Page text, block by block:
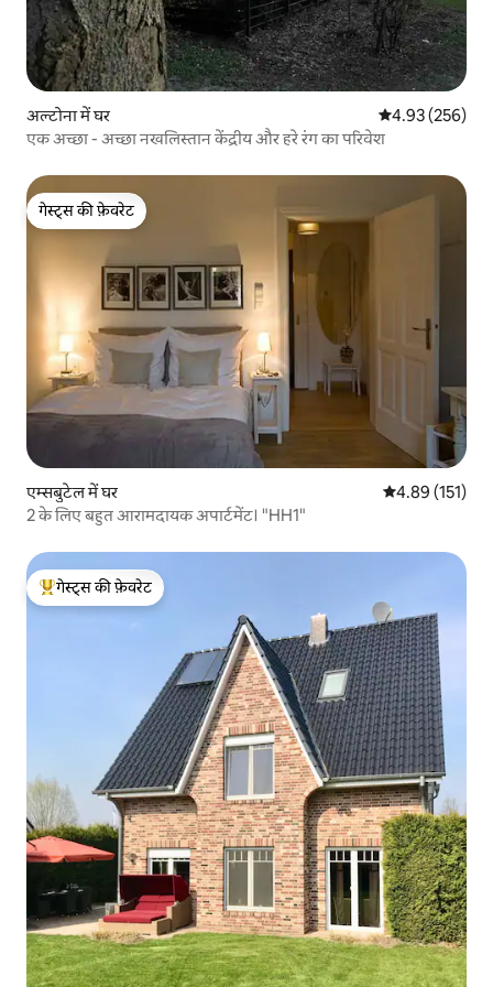
अल्टोना में घर औसत रेटिंग 5 में से
4.93 (256)
एक अच्छा - अच्छा नखलिस्तान केंद्रीय और हरे रंग का परिवेश
गेस्ट्स की फ़ेवरेट
गेस्ट्स की फ़ेवरेट
एम्सबुटेल में घर औसत रेटिंग 5 में से
4.89 (151)
2 के लिए बहुत आरामदायक अपार्टमेंट। "HH1"
गेस्ट्स का टॉप फ़ेवरेट
गेस्ट्स की फ़ेवरेट